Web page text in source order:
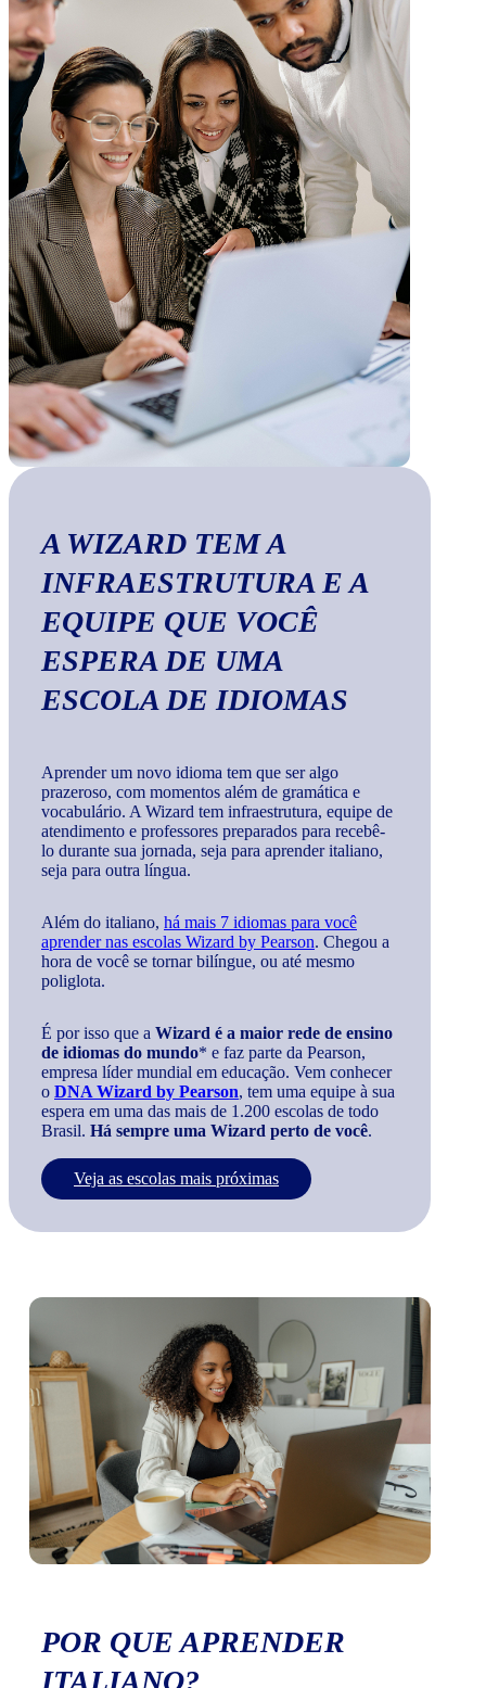
A WIZARD TEM A
INFRAESTRUTURA E A
EQUIPE QUE VOCÊ
ESPERA DE UMA
ESCOLA DE IDIOMAS
Aprender um novo idioma tem que ser algo
prazeroso, com momentos além de gramática e
vocabulário. A Wizard tem infraestrutura, equipe de
atendimento e professores preparados para recebê-
lo durante sua jornada, seja para aprender italiano,
seja para outra língua.
Além do italiano, há mais 7 idiomas para você
aprender nas escolas Wizard by Pearson. Chegou a
hora de você se tornar bilíngue, ou até mesmo
poliglota.
É por isso que a Wizard é a maior rede de ensino
de idiomas do mundo* e faz parte da Pearson,
empresa líder mundial em educação. Vem conhecer
o DNA Wizard by Pearson, tem uma equipe à sua
espera em uma das mais de 1.200 escolas de todo
Brasil. Há sempre uma Wizard perto de você.
Veja as escolas mais próximas
POR QUE APRENDER
ITALIANO?